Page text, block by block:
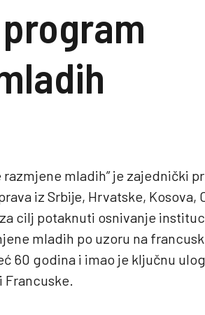
mladih” je zajednički
iz Srbije, Hrvatske, Kosova,
cilj potaknuti osnivanje
mladih po uzoru na
60 godina i imao je ključnu